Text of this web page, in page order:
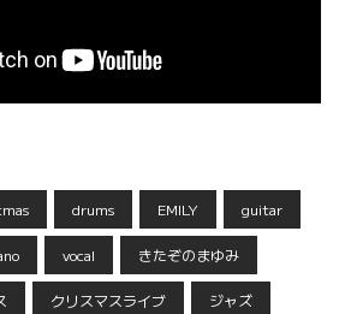
drums EMILY guitar
vocal きたぞのまゆみ
クリスマスライブ ジャズ